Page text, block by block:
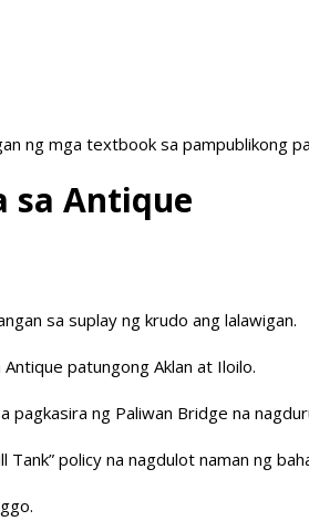
ng mga textbook sa pampublikong
sa Antique
sa suplay ng krudo ang lalawigan.
patungong Aklan at Iloilo.
pagkasira ng Paliwan Bridge na
policy na nagdulot naman ng